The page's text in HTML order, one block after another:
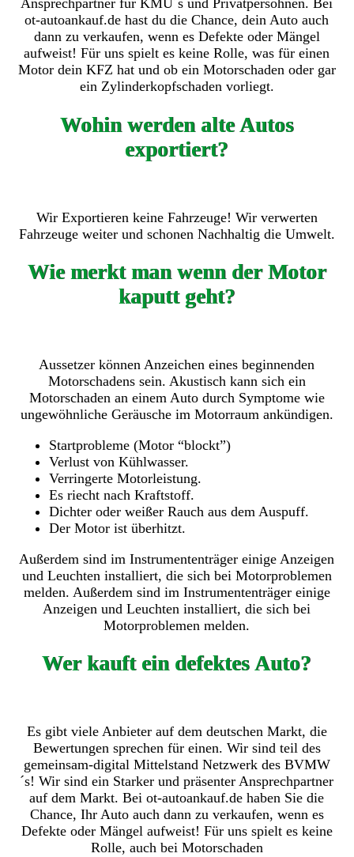
Ansprechpartner für KMU´s und Privatpersohnen. Bei
ot-autoankauf.de hast du die Chance, dein Auto auch
dann zu verkaufen, wenn es Defekte oder Mängel
aufweist! Für uns spielt es keine Rolle, was für einen
Motor dein KFZ hat und ob ein Motorschaden oder gar
ein Zylinderkopfschaden vorliegt.
Wohin werden alte Autos
exportiert?
Wir Exportieren keine Fahrzeuge! Wir verwerten
Fahrzeuge weiter und schonen Nachhaltig die Umwelt.
Wie merkt man wenn der Motor
kaputt geht?
Aussetzer können Anzeichen eines beginnenden
Motorschadens sein. Akustisch kann sich ein
Motorschaden an einem Auto durch Symptome wie
ungewöhnliche Geräusche im Motorraum ankündigen.
Startprobleme (Motor “blockt”)
Verlust von Kühlwasser.
Verringerte Motorleistung.
Es riecht nach Kraftstoff.
Dichter oder weißer Rauch aus dem Auspuff.
Der Motor ist überhitzt.
Außerdem sind im Instrumententräger einige Anzeigen
und Leuchten installiert, die sich bei Motorproblemen
melden. Außerdem sind im Instrumententräger einige
Anzeigen und Leuchten installiert, die sich bei
Motorproblemen melden.
Wer kauft ein defektes Auto?
Es gibt viele Anbieter auf dem deutschen Markt, die
Bewertungen sprechen für einen. Wir sind teil des
gemeinsam-digital Mittelstand Netzwerk des BVMW
´s! Wir sind ein Starker und präsenter Ansprechpartner
auf dem Markt. Bei ot-autoankauf.de haben Sie die
Chance, Ihr Auto auch dann zu verkaufen, wenn es
Defekte oder Mängel aufweist! Für uns spielt es keine
Rolle, auch bei Motorschaden